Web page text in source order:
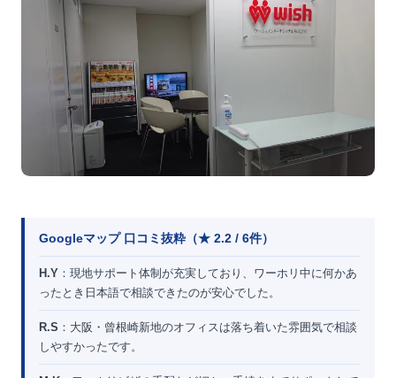
Googleマップ 口コミ抜粋（★ 2.2 / 6件）
H.Y：現地サポート体制が充実しており、ワーホリ中に何かあ
ったとき日本語で相談できたのが安心でした。
R.S ：大阪・曾根崎新地のオフィスは落ち着いた雰囲気で相談
しやすかったです。